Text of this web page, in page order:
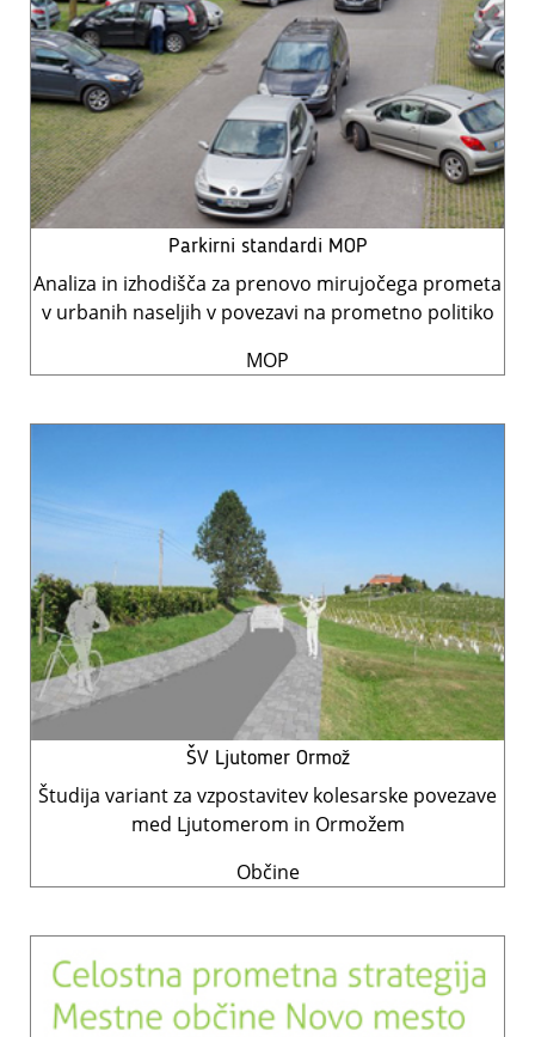
Parkirni standardi MOP
Analiza in izhodišča za prenovo mirujočega prometa
v urbanih naseljih v povezavi na prometno politiko
MOP
ŠV Ljutomer Ormož
Študija variant za vzpostavitev kolesarske povezave
med Ljutomerom in Ormožem
Občine